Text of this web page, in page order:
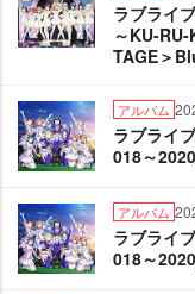
ラブライ
～KU-
TAGE＞
アルバム
ラブライ
018～
アルバム
ラブライ
018～